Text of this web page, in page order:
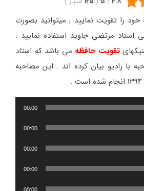
خود را تقویت نمایید , میتوانید بصورت
استاد مرتضی جاوید استفاده نمایید .
تقویت حافظه می باشد که استاد
با رادیو بیان کرده اند . این مصاحبه
00:00
00:00
00:00
00:00
00:00